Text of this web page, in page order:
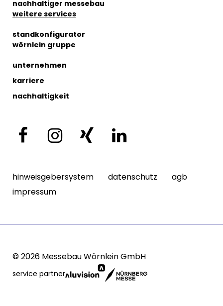
nachhaltiger messebau
weitere services
standkonfigurator
wörnlein gruppe
unternehmen
karriere
nachhaltigkeit
hinweisgebersystem datenschutz
agb
impressum
service partner
© 2026 Messebau Wörnlein GmbH